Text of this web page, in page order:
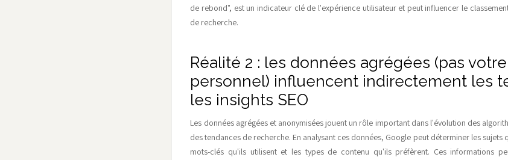
de rebond", est un indicateur clé de l'expérience utilisateur et peut influencer le
de recherche.
Réalité 2 : les données agrégées (pas
personnel) influencent indirectement les
les insights SEO
Les données agrégées et anonymisées jouent un rôle important dans l'évolution des
des tendances de recherche. En analysant ces données, Google peut déterminer les sujets
mots-clés qu'ils utilisent et les types de contenu qu'ils préfèrent. Ces informations